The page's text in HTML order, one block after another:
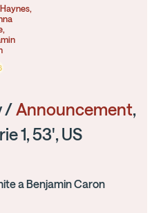
/Announcement,
1, 53', US
a Benjamin Caron